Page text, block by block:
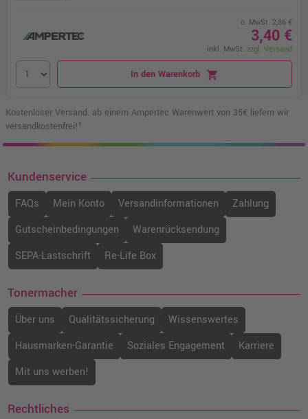
o. MwSt. 2,86 €
3,40 €
inkl. MwSt. zzgl. Versand
In den Warenkorb shopping_cart
Kostenloser Versand: ab einem Ampertec Warenwert von 35€ liefern wir
versandkostenfrei!¹
Kundenservice
FAQs Mein Konto Versandinformationen
Zahlung
Gutscheinbedingungen
Warenrücksendung
SEPA-Lastschrift
Re-Life Box
Tonermacher
Über uns Qualitätssicherung
Wissenswertes
Hausmarken-Garantie
Soziales Engagement
Karriere
Mit uns werben!
Rechtliches